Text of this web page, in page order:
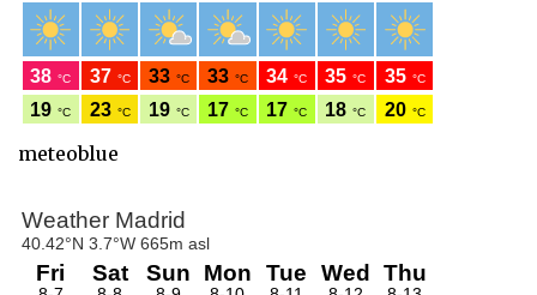
meteoblue